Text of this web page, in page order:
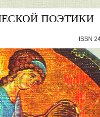
ПОЭТИКИ
ISSN